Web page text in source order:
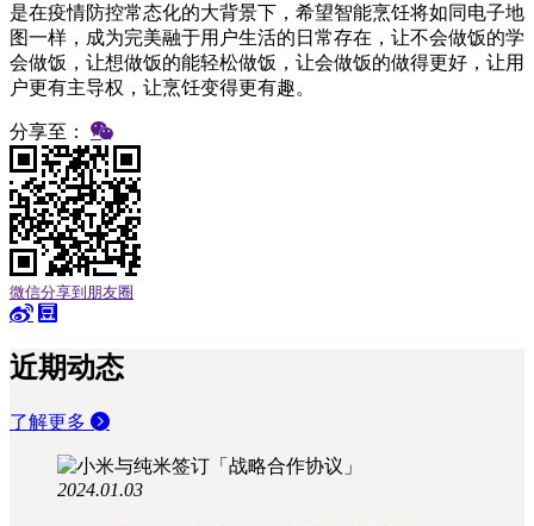
是在疫情防控常态化的大背景下，希望智能烹饪将如同电子地
图一样，成为完美融于用户生活的日常存在，让不会做饭的学
会做饭，让想做饭的能轻松做饭，让会做饭的做得更好，让用
户更有主导权，让烹饪变得更有趣。
分享至：
微信分享到朋友圈
近期动态
了解更多
2024.01.03